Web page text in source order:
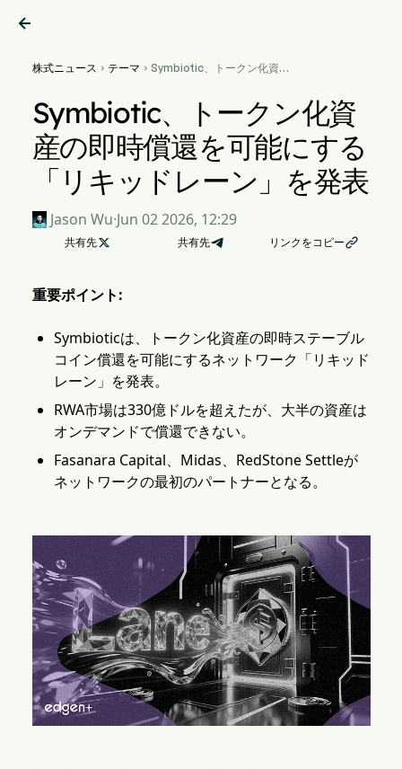

株式ニュース  テーマ  Symbiotic、トークン化資産
Symbiotic、トークン化資
産の即時償還を可能にする
「リキッドレーン」を発表
Jason Wu·Jun 02 2026, 12:29
共有先 共有先 リンクをコピー
重要ポイント:
Symbioticは、トークン化資産の即時ステーブル
コイン償還を可能にするネットワーク「リキッド
レーン」を発表。
RWA市場は330億ドルを超えたが、大半の資産は
オンデマンドで償還できない。
Fasanara Capital、Midas、RedStone Settleが
ネットワークの最初のパートナーとなる。